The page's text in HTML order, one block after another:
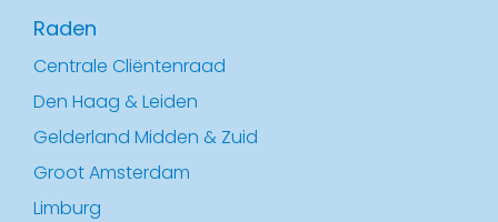
Raden
Centrale Cliëntenraad
Den Haag & Leiden
Gelderland Midden & Zuid
Groot Amsterdam
Limburg